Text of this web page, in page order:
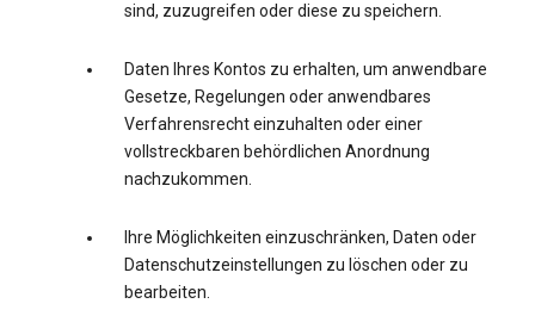
sind, zuzugreifen oder diese zu speichern.
Daten Ihres Kontos zu erhalten, um anwendbare
Gesetze, Regelungen oder anwendbares
Verfahrensrecht einzuhalten oder einer
vollstreckbaren behördlichen Anordnung
nachzukommen.
Ihre Möglichkeiten einzuschränken, Daten oder
Datenschutzeinstellungen zu löschen oder zu
bearbeiten.